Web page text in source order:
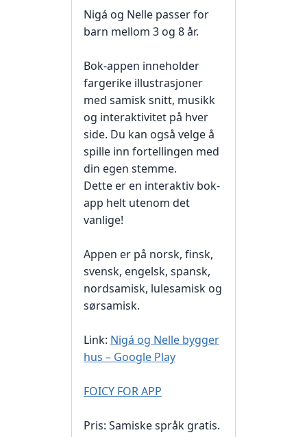
Nigá og Nelle passer for
barn mellom 3 og 8 år.
Bok-appen inneholder
fargerike illustrasjoner
med samisk snitt, musikk
og interaktivitet på hver
side. Du kan også velge å
spille inn fortellingen med
din egen stemme.
Dette er en interaktiv bok-
app helt utenom det
vanlige!
Appen er på norsk, finsk,
svensk, engelsk, spansk,
nordsamisk, lulesamisk og
sørsamisk.
Link: Nigá og Nelle bygger
hus – Google Play
FOICY FOR APP
Pris: Samiske språk gratis.